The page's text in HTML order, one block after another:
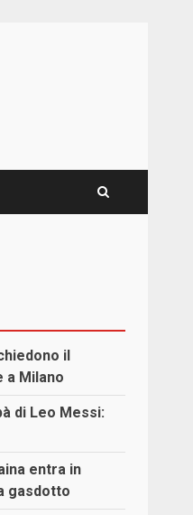
il
a Milano
di Leo Messi:
entra in
gasdotto